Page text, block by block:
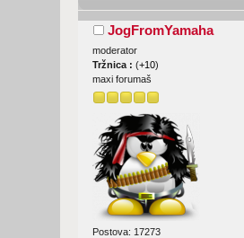
JogFromYamaha
moderator
Tržnica :(+10)
maxi forumaš
Postova: 17273